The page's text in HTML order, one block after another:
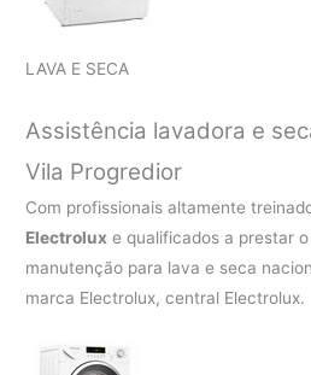
LAVA E SECA
Assistência lavadora e
Vila Progredior
Com profissionais altamente
Electrolux e qualificados a prestar
manutenção para lava e seca
marca Electrolux, central Electrolux.